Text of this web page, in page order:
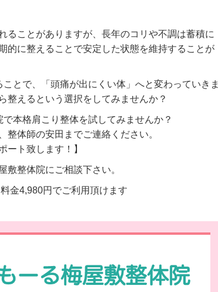
ることがありますが、長年のコリや不調は蓄積に
的に整えることで安定した状態を維持することが
とで、「頭痛が出にくい体」へと変わっていきま
整えるという選択をしてみませんか？
で本格肩こり整体を試してみませんか？
整体師の安田までご連絡ください。
ート致します！】
敷整体院にご相談下さい。
金4,980円でご利用頂けます